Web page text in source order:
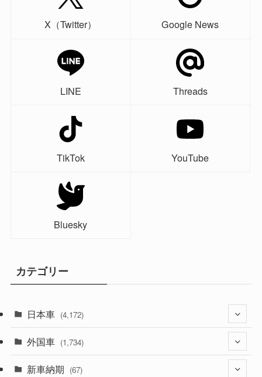
X（Twitter） Google News
LINE Threads
TikTok YouTube
Bluesky
カテゴリー
日本車 (4,172)
(1,321)
(329)
外国車 (1,734)
新車納期 (67)